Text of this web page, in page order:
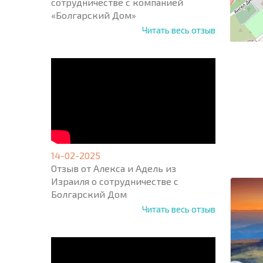
«Болгарский Дом»
Читать весь отзыв
14-02-2025
Отзыв от Алекса и Адель из
Израиля о сотрудничестве с
Болгарский Дом
Читать весь отзыв
States
+1
* Поля